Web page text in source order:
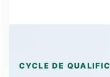
CYCLE DE